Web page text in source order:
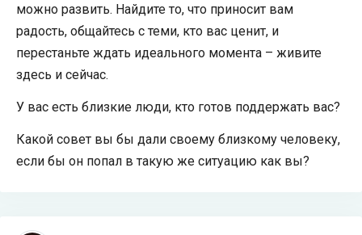
можно развить. Найдите то, что приносит вам
радость, общайтесь с теми, кто вас ценит, и
перестаньте ждать идеального момента – живите
здесь и сейчас.
У вас есть близкие люди, кто готов поддержать вас?
Какой совет вы бы дали своему близкому человеку,
если бы он попал в такую же ситуацию как вы?